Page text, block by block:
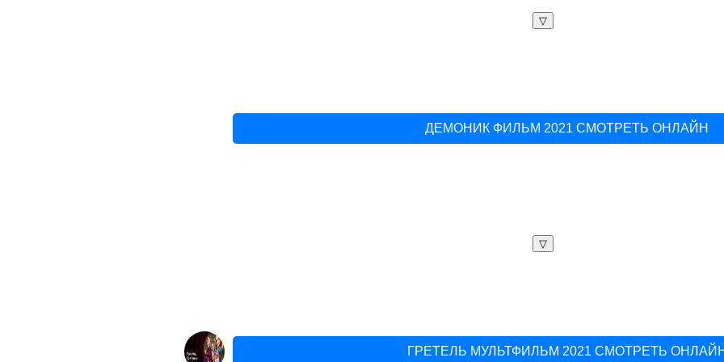
▽
ДЕМОНИК ФИЛЬМ 2021 СМОТРЕТЬ ОНЛАЙН
▽
ГРЕТЕЛЬ МУЛЬТФИЛЬМ 2021 СМОТРЕТЬ